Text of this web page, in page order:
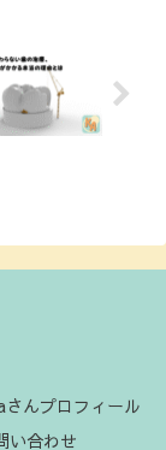
んプロフィール
い合わせ